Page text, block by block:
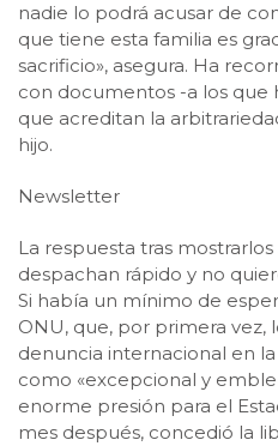
nadie lo podrá acusar de
que tiene esta familia es
sacrificio», asegura. Ha
con documentos -a los que
que acreditan la
hijo.
Newsletter
La respuesta tras
despachan rápido y no
Si había un mínimo de
ONU, que, por primera vez,
denuncia internacional en
como «excepcional y
enorme presión para el
mes después, concedió la